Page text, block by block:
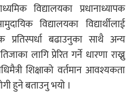
विद्यालयका प्रधानाध्यापक
विद्यालयका विद्यार्थीलाई
प्रतिस्पर्धा बढाउनुका साथै अन्य
लागि प्रेरित गर्ने धारणा राख्नु
शिक्षाको वर्तमान आवश्यकता
हुने बताउनु भयो ।